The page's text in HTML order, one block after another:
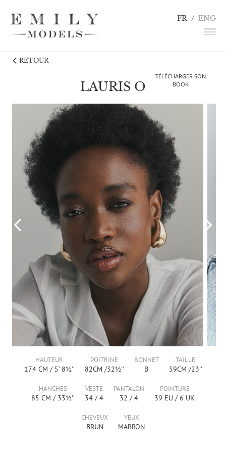
FR / ENG
NEWS
LINGERIE / DÉTAILS
INFLUENCEURS
TALENTS
CANDIDATURE
CONTACT
LAURIS O
RETOUR
TÉLÉCHARGER SON
BOOK
HAUTEUR
174CM / 5' 8½''
POITRINE
82CM /32½''
BONNET
B
TAILLE
59CM /23''
HANCHES
85 CM / 33½''
VESTE
34 /4
PANTALON
32 /4
POINTURE
39 EU /6 UK
CHEVEUX
BRUN
YEUX
MARRON